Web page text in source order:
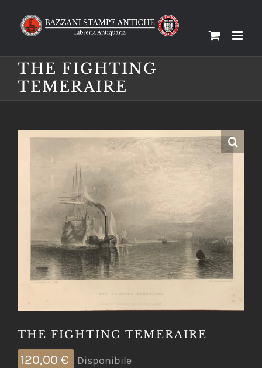
THE FIGHTING
TEMERAIRE
THE FIGHTING TEMERAIRE
120,00 € Disponibile